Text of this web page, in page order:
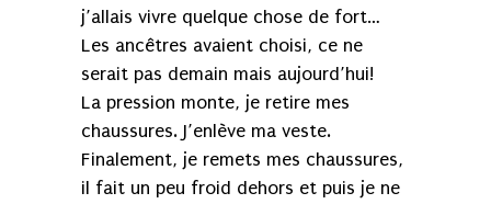
j’allais vivre quelque chose de fort…
Les ancêtres avaient choisi, ce ne
serait pas demain mais aujourd’hui!
La pression monte, je retire mes
chaussures. J’enlève ma veste.
Finalement, je remets mes chaussures,
il fait un peu froid dehors et puis je ne